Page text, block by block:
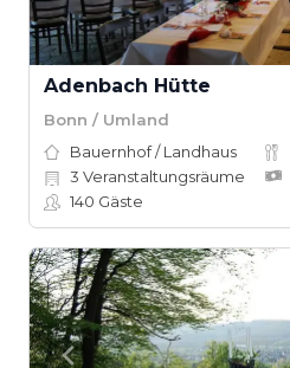
Adenbach Hütte
Bonn / Umland
Bauernhof / Landhaus
3 Veranstaltungsräume
140 Gäste